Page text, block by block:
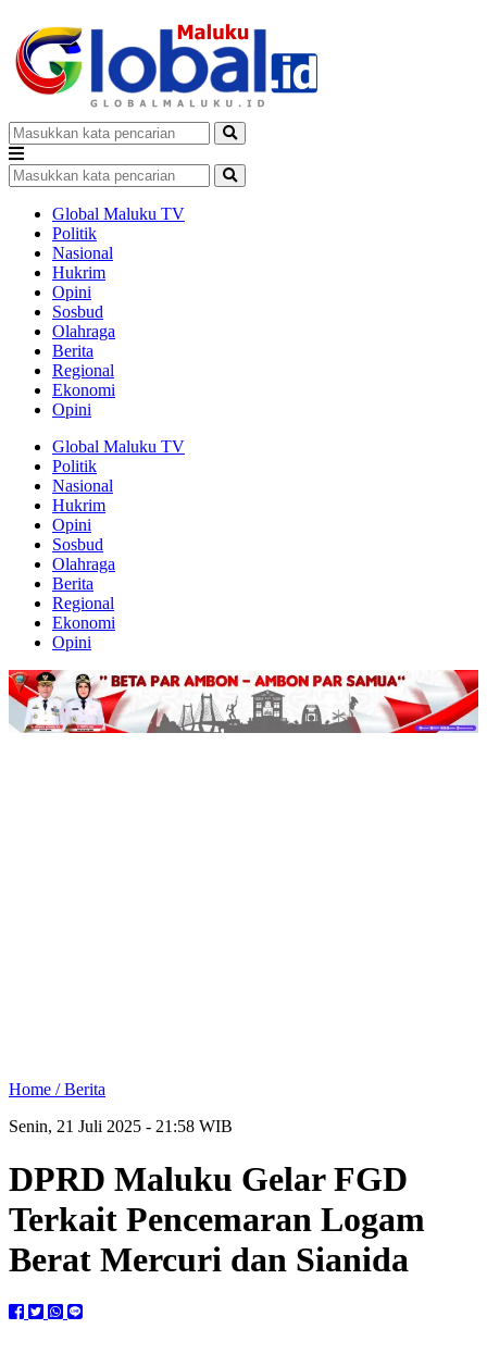
Global Maluku TV
Politik
Nasional
Hukrim
Opini
Sosbud
Olahraga
Berita
Regional
Ekonomi
Opini
Global Maluku TV
Politik
Nasional
Hukrim
Opini
Sosbud
Olahraga
Berita
Regional
Ekonomi
Opini
Home /Berita
Senin, 21 Juli 2025 - 21:58 WIB
DPRD Maluku Gelar FGD
Terkait Pencemaran Logam
Berat Mercuri dan Sianida